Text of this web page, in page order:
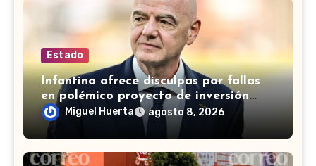
Estado
Infantino ofrece disculpas por fallas
en polémico proyecto de inversión
privada de la FIFA
Miguel Huerta agosto 8, 2026